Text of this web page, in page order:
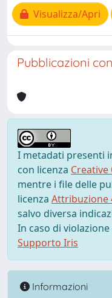
Visualizza/Apri
Pubblicazioni
I metadati presenti
con licenza Creative
mentre i file delle
licenza Attribuzione
salvo diversa
In caso di
Supporto Iris
Informazioni